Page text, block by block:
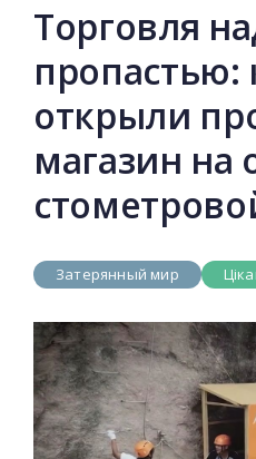
Торговля
пропастью:
открыли
магазин на
Затерянный мир